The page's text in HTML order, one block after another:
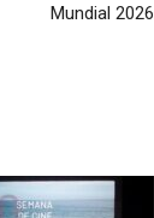
Mundial 2026